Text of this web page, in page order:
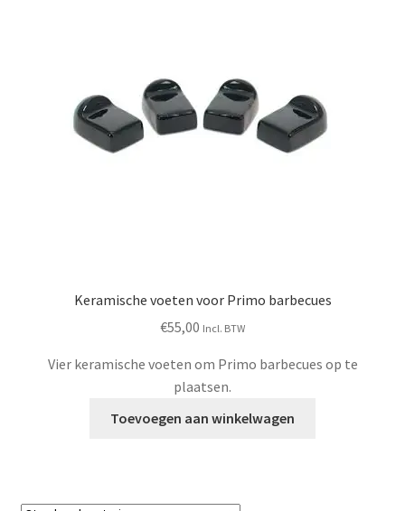
Keramische voeten voor Primo barbecues
€55,00 Incl. BTW
Vier keramische voeten om Primo barbecues op te
plaatsen.
Toevoegen aan winkelwagen